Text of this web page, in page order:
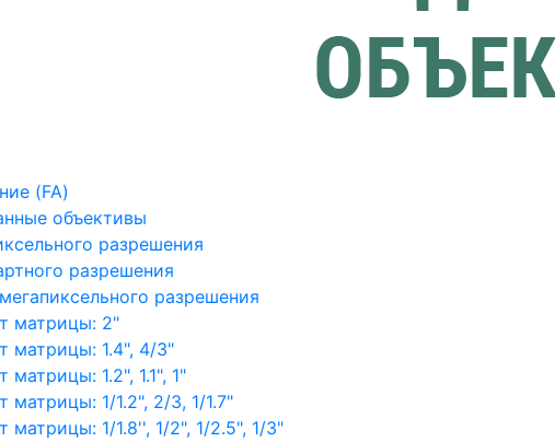
(FA)
объективы
разрешения
разрешения
разрешения
матрицы: 2"
матрицы: 1.4", 4/3"
матрицы: 1.2", 1.1", 1"
матрицы: 1/1.2", 2/3, 1/1.7"
матрицы: 1/1.8'', 1/2", 1/2.5", 1/3"